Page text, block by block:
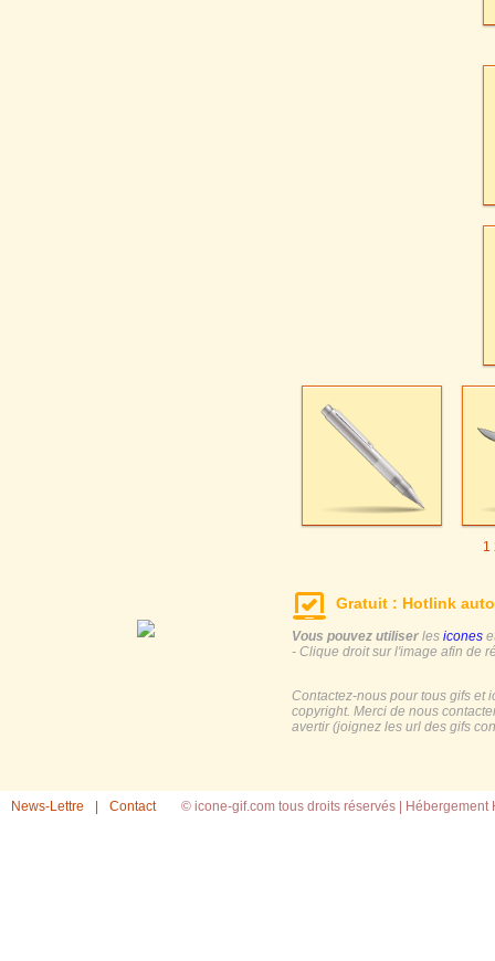
1
Gratuit : Hotlink
Vous pouvez utiliser les icones
- Clique droit sur l'image afin de
Contactez-nous pour tous gifs et
copyright. Merci de nous
avertir (joignez les url des gifs
News-Lettre Contact © icone-gif.com tous droits réservés | Hébergement